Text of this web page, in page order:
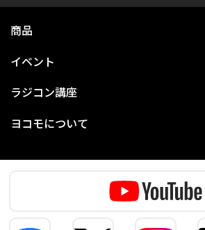
商品
イベント
ラジコン講座
ヨコモについて